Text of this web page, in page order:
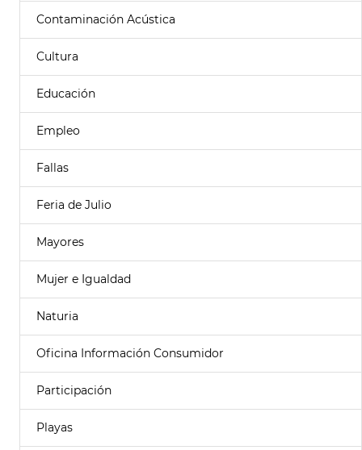
Contaminación Acústica
Cultura
Educación
Empleo
Fallas
Feria de Julio
Mayores
Mujer e Igualdad
Naturia
Oficina Información Consumidor
Participación
Playas